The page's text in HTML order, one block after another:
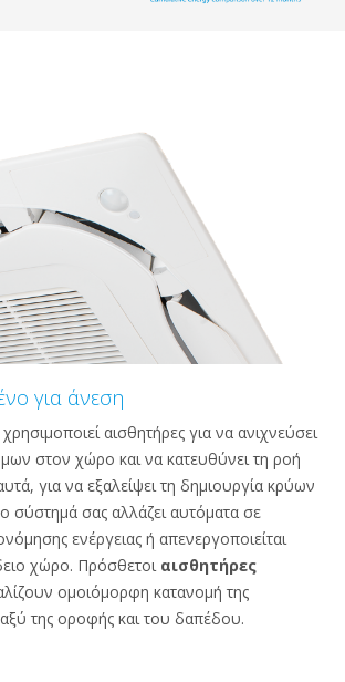
για άνεση
χρησιμοποιεί αισθητήρες για να ανιχνεύσει
στον χώρο και να κατευθύνει τη ροή
για να εξαλείψει τη δημιουργία κρύων
σύστημά σας αλλάζει αυτόματα σε
ενέργειας ή απενεργοποιείται
χώρο. Πρόσθετοι αισθητήρες
ομοιόμορφη κατανομή της
της οροφής και του δαπέδου.